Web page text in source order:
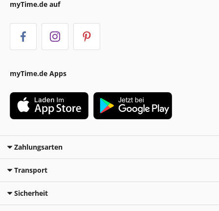
myTime.de auf
myTime.de Apps
Zahlungsarten
Transport
Sicherheit